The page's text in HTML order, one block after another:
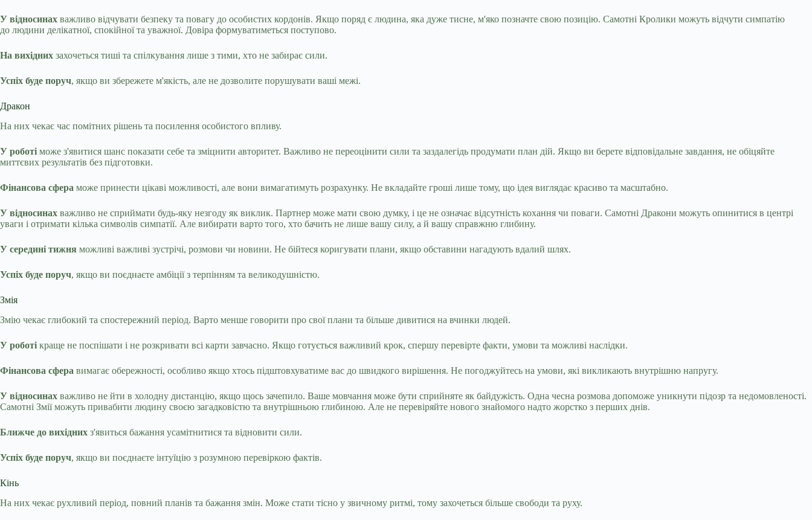
У відносинах важливо відчувати безпеку та повагу до особистих кордонів. Якщо поряд є людина, яка дуже тисне, м'яко позначте свою позицію. Самотні Кролики можуть відчути симпатію
до людини делікатної, спокійної та уважної. Довіра формуватиметься поступово.
На вихідних захочеться тиші та спілкування лише з тими, хто не забирає сили.
Успіх буде поруч, якщо ви збережете м'якість, але не дозволите порушувати ваші межі.
Дракон
На них чекає час помітних рішень та посилення особистого впливу.
У роботі може з'явитися шанс показати себе та зміцнити авторитет. Важливо не переоцінити сили та заздалегідь продумати план дій. Якщо ви берете відповідальне завдання, не обіцяйте
миттєвих результатів без підготовки.
Фінансова сфера може принести цікаві можливості, але вони вимагатимуть розрахунку. Не вкладайте гроші лише тому, що ідея виглядає красиво та масштабно.
У відносинах важливо не сприймати будь-яку незгоду як виклик. Партнер може мати свою думку, і це не означає відсутність кохання чи поваги. Самотні Дракони можуть опинитися в центрі
уваги і отримати кілька символів симпатії. Але вибирати варто того, хто бачить не лише вашу силу, а й вашу справжню глибину.
У середині тижня можливі важливі зустрічі, розмови чи новини. Не бійтеся коригувати плани, якщо обставини нагадують вдалий шлях.
Успіх буде поруч, якщо ви поєднаєте амбіції з терпінням та великодушністю.
Змія
Змію чекає глибокий та спостережний період. Варто менше говорити про свої плани та більше дивитися на вчинки людей.
У роботі краще не поспішати і не розкривати всі карти завчасно. Якщо готується важливий крок, спершу перевірте факти, умови та можливі наслідки.
Фінансова сфера вимагає обережності, особливо якщо хтось підштовхуватиме вас до швидкого вирішення. Не погоджуйтесь на умови, які викликають внутрішню напругу.
У відносинах важливо не йти в холодну дистанцію, якщо щось зачепило. Ваше мовчання може бути сприйняте як байдужість. Одна чесна розмова допоможе уникнути підозр та недомовленості.
Самотні Змії можуть привабити людину своєю загадковістю та внутрішньою глибиною. Але не перевіряйте нового знайомого надто жорстко з перших днів.
Ближче до вихідних з'явиться бажання усамітнитися та відновити сили.
Успіх буде поруч, якщо ви поєднаєте інтуїцію з розумною перевіркою фактів.
Кінь
На них чекає рухливий період, повний планів та бажання змін. Може стати тісно у звичному ритмі, тому захочеться більше свободи та руху.